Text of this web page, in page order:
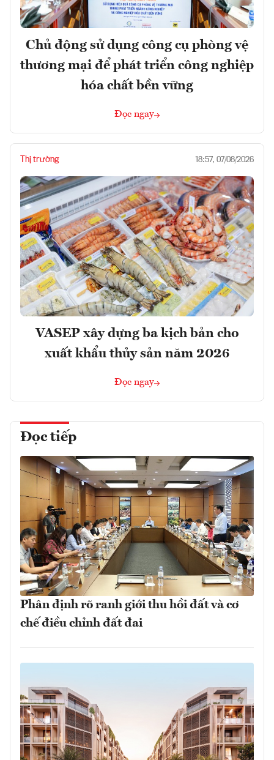
Chủ động sử dụng công cụ phòng vệ
thương mại để phát triển công nghiệp
hóa chất bền vững
Đọc ngay
Thị trường 18:57, 07/08/2026
VASEP xây dựng ba kịch bản cho
xuất khẩu thủy sản năm 2026
Đọc ngay
Đọc tiếp
Phân định rõ ranh giới thu hồi đất và cơ
chế điều chỉnh đất đai